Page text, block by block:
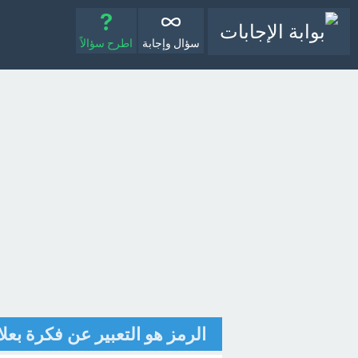
سؤال وإجابة اطرح سؤالاً
الرمز هو التعبير عن فكرة